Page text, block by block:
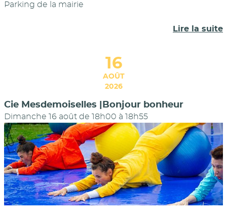
Parking de la mairie
Lire la suite
16
AOÛT
2026
Cie Mesdemoiselles |Bonjour bonheur
Dimanche 16 août de 18h00 à 18h55